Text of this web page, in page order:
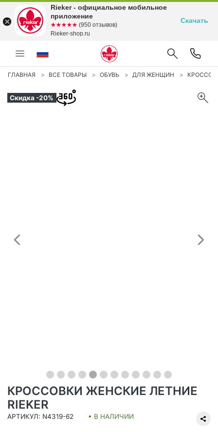
ГЛАВНАЯ ВСЕ ТОВАРЫ ОБУВЬ ДЛЯ ЖЕНЩИН
Скидка -20%
Предыдущий
КРОССОВКИ ЖЕНСКИЕ ЛЕТНИЕ
RIEKER
АРТИКУЛ: N4319-62 • В НАЛИЧИИ
Rieker - официальное мобильное
приложение
☆☆☆☆☆
★★★★★ (950 отзывов)
Rieker-shop.ru
Скачать